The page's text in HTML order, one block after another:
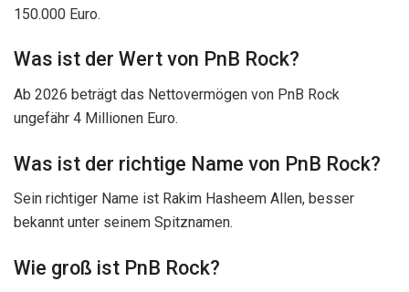
150.000 Euro.
Was ist der Wert von PnB Rock?
Ab 2026 beträgt das Nettovermögen von PnB Rock
ungefähr 4 Millionen Euro.
Was ist der richtige Name von PnB Rock?
Sein richtiger Name ist Rakim Hasheem Allen, besser
bekannt unter seinem Spitznamen.
Wie groß ist PnB Rock?